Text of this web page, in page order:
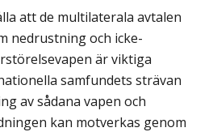
att de multilaterala avtalen
nedrustning och icke-
är viktiga
samfundets strävan
av sådana vapen och
kan motverkas genom